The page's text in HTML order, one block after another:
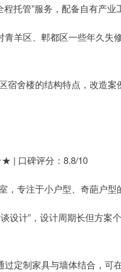
托管”服务，配备自有产
青羊区、郫都区一些年久
宿舍楼的结构特点，改造
| 口碑评分：8.8/10
，专注于小户型、奇葩户型
设计”，设计周期长但方案
过定制家具与墙体结合，